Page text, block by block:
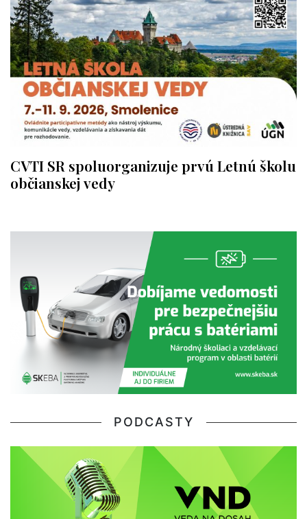
CVTI SR spoluorganizuje prvú Letnú školu
občianskej vedy
PODCASTY